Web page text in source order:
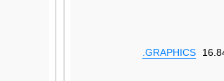
.GRAPHICS